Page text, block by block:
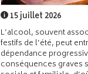
15 juillet 2026
L’alcool, souvent
festifs de l’été, peut
dépendance
conséquences graves